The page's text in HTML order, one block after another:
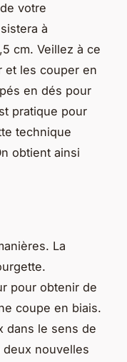
votre
à
cm. Veillez à ce
et les couper en
en dés pour
pratique pour
technique
obtient ainsi
La
pour obtenir de
coupe en biais.
dans le sens de
nouvelles